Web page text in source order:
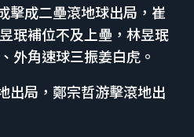
擊成二壘滾地球出局，崔
珉補位不及上壘，林昱珉
外角速球三振姜白虎。
出局，鄭宗哲游擊滾地出